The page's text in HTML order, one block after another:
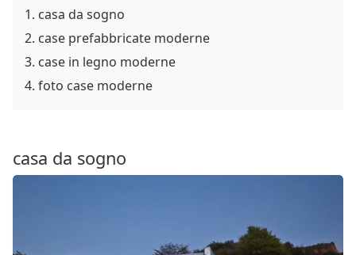
casa da sogno
case prefabbricate moderne
case in legno moderne
foto case moderne
casa da sogno